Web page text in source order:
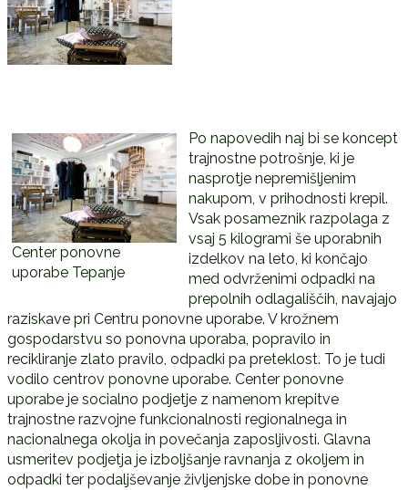
Center ponovne
uporabe Tepanje
Po napovedih naj bi se koncept
trajnostne potrošnje, ki je
nasprotje nepremišljenim
nakupom, v prihodnosti krepil.
Vsak posameznik razpolaga z
vsaj 5 kilogrami še uporabnih
izdelkov na leto, ki končajo
med odvrženimi odpadki na
prepolnih odlagališčih, navajajo
raziskave pri Centru ponovne uporabe. V krožnem
gospodarstvu so ponovna uporaba, popravilo in
recikliranje zlato pravilo, odpadki pa preteklost. To je tudi
vodilo centrov ponovne uporabe. Center ponovne
uporabe je socialno podjetje z namenom krepitve
trajnostne razvojne funkcionalnosti regionalnega in
nacionalnega okolja in povečanja zaposljivosti. Glavna
usmeritev podjetja je izboljšanje ravnanja z okoljem in
odpadki ter podaljševanje življenjske dobe in ponovne